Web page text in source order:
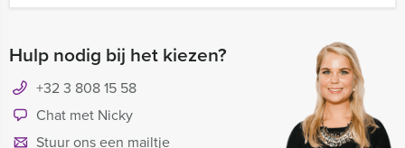
Hulp nodig bij het kiezen?
+32 3 808 15 58
Chat met Nicky
Stuur ons een mailtje